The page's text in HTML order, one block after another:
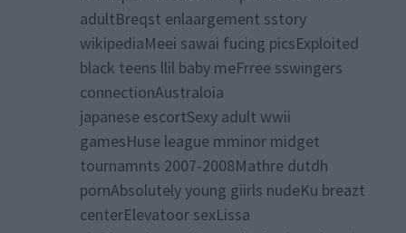
adultBreqst enlaargement sstory
wikipediaMeei sawai fucing picsExploited
black teens llil baby meFrree sswingers
connectionAustraloia
japanese escortSexy adult wwii
gamesHuse league mminor midget
tournamnts 2007-2008Mathre dutdh
pornAbsolutely young giirls nudeKu breazt
centerElevatoor sexLissa